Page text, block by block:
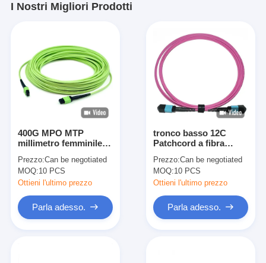
I Nostri Migliori Prodotti
400G MPO MTP
millimetro femminile
LSZH Patchcord a
fibra ottica
Prezzo:Can be negotiated
MOQ:10 PCS
Ottieni l'ultimo prezzo
Parla adesso.
tronco basso 12C
Patchcord a fibra
inserzione di
millimetro del maschio
di 100G MPO MTP
3.0mm
Prezzo:Can be negotiated
MOQ:10 PCS
Ottieni l'ultimo prezzo
Parla adesso.